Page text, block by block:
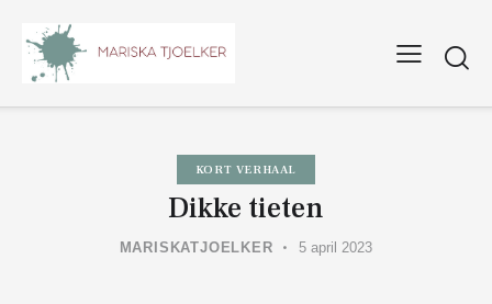
KORT VERHAAL
Dikke tieten
MARISKATJOELKER 5 april 2023